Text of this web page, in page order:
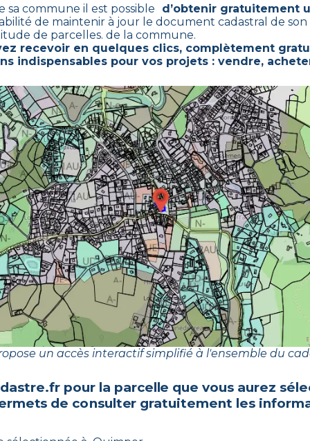
sa commune il est possible d’obtenir gratuitement
de maintenir à jour le document cadastral de
de parcelles. de la commune.
recevoir en quelques clics, complètement
indispensables pour vos projets : vendre,
un accès interactif simplifié à l'ensemble du
pour la parcelle que vous aurez
de consulter gratuitement les